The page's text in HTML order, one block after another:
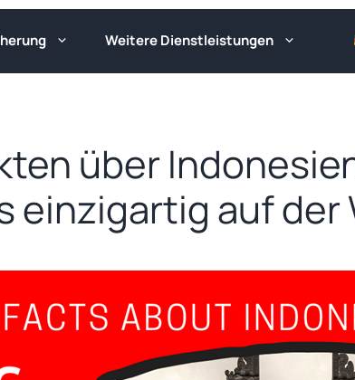
Weitere Dienstleistungen
über
einzigartig auf der